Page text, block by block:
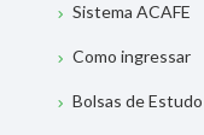
Sistema ACAFE
Como ingressar
Bolsas de Estudo